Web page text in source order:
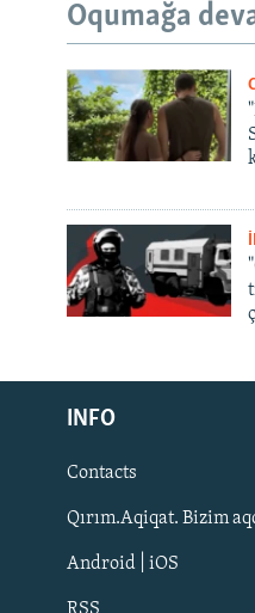
Русский
Українською
QOŞULIÑIZ!
Oqumağa
INFO
Contacts
Qırım.Aqiqat. Bizim
Android | iOS
RSS